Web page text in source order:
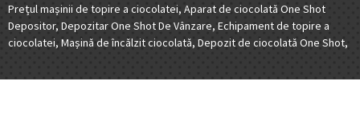
Prețul mașinii de topire a ciocolatei, Aparat de ciocolată One Shot
Depositor, Depozitar One Shot De Vânzare, Echipament de topire a
ciocolatei, Mașină de încălzit ciocolată, Depozit de ciocolată One Shot,